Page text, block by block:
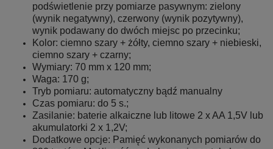
podświetlenie przy pomiarze pasywnym: zielony
(wynik negatywny), czerwony (wynik pozytywny),
wynik podawany do dwóch miejsc po przecinku;
Kolor: ciemno szary + żółty, ciemno szary + niebieski,
ciemno szary + czarny;
Wymiary: 70 mm x 120 mm;
Waga: 170 g;
Tryb pomiaru: automatyczny bądź manualny
Czas pomiaru: do 5 s.;
Zasilanie: baterie alkaiczne lub litowe 2 x AA 1,5V lub
akumulatorki 2 x 1,2V;
Dodatkowe opcje: Pamięć wykonanych pomiarów do